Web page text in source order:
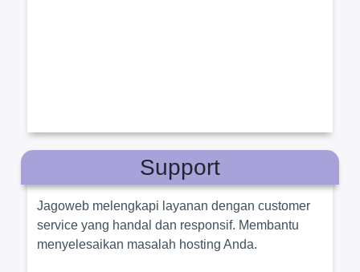
Support
Jagoweb melengkapi layanan dengan customer
service yang handal dan responsif. Membantu
menyelesaikan masalah hosting Anda.